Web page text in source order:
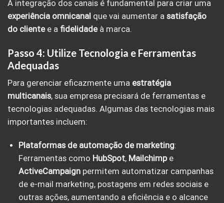
A integração dos canais é fundamental para criar uma
experiência omnicanal que vai aumentar a satisfação
do clientee a fidelidadeà marca.
Passo 4: Utilize Tecnologia e Ferramentas
Adequadas
Para gerenciar eficazmente uma estratégia
multicanais, sua empresa precisará de ferramentas e
tecnologias adequadas. Algumas das tecnologias mais
importantes incluem:
Plataformas de automação de marketing:
Ferramentas como HubSpot, Mailchimpe
ActiveCampaignpermitem automatizar campanhas
de e-mail marketing, postagens em redes sociais e
outras ações, aumentando a eficiência e o alcance